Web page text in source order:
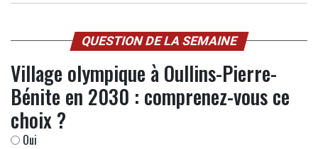
QUESTION DE LA SEMAINE
Village olympique à Oullins-Pierre-
Bénite en 2030 : comprenez-vous ce
choix ?
Oui